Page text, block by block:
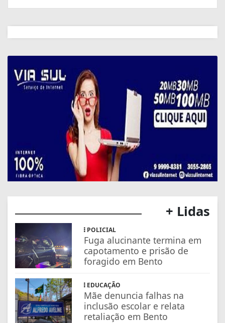
+ Lidas
POLICIAL
Fuga alucinante termina em
capotamento e prisão de
foragido em Bento
EDUCAÇÃO
Mãe denuncia falhas na
inclusão escolar e relata
retaliação em Bento